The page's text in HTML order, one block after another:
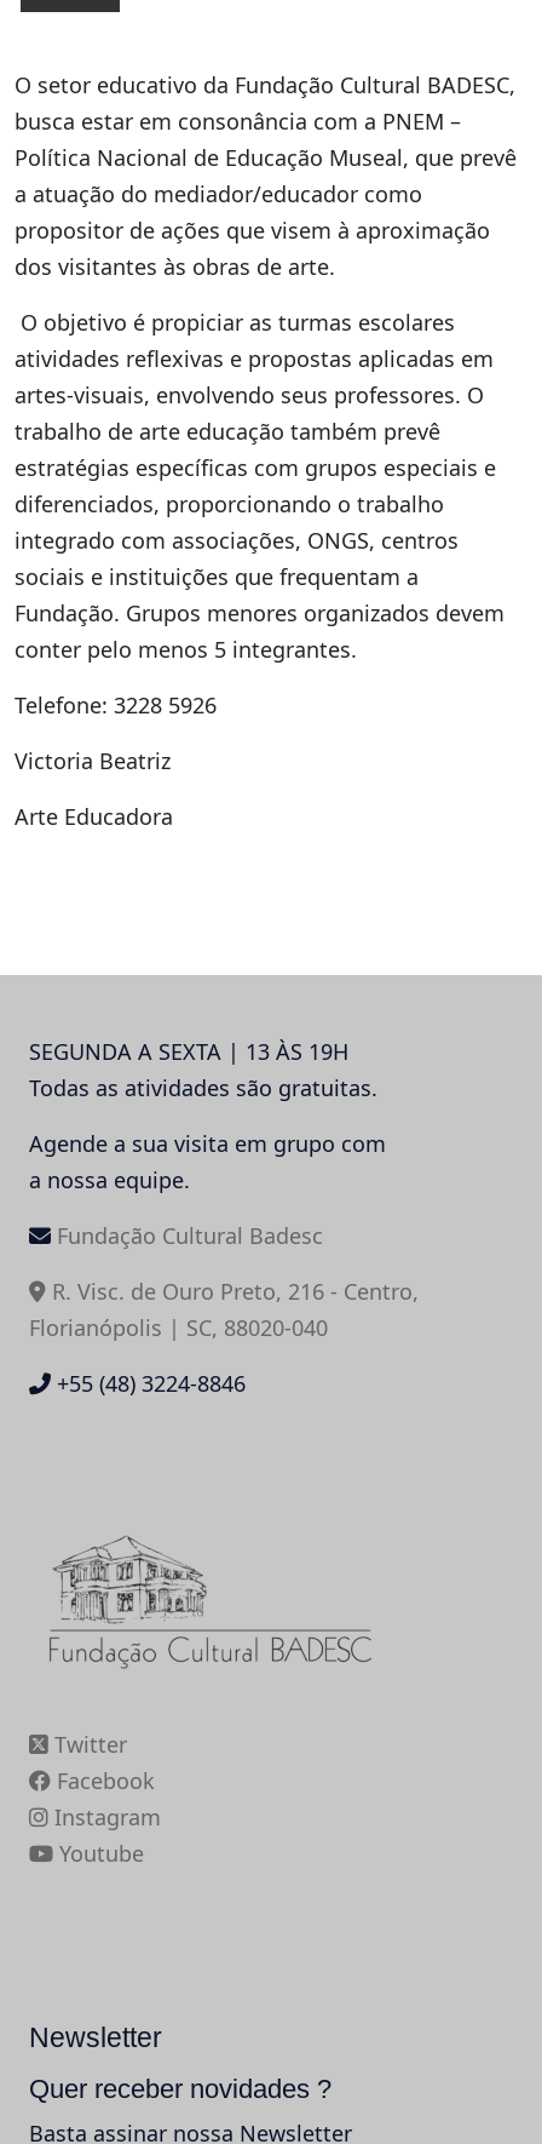
O setor educativo da Fundação Cultural BADESC,
busca estar em consonância com a PNEM –
Política Nacional de Educação Museal, que prevê
a atuação do mediador/educador como
propositor de ações que visem à aproximação
dos visitantes às obras de arte.
O objetivo é propiciar as turmas escolares
atividades reflexivas e propostas aplicadas em
artes-visuais, envolvendo seus professores. O
trabalho de arte educação também prevê
estratégias específicas com grupos especiais e
diferenciados, proporcionando o trabalho
integrado com associações, ONGS, centros
sociais e instituições que frequentam a
Fundação. Grupos menores organizados devem
conter pelo menos 5 integrantes.
Telefone: 3228 5926
Victoria Beatriz
Arte Educadora
SEGUNDA A SEXTA | 13 ÀS 19H
Todas as atividades são gratuitas.
Agende a sua visita em grupo com
a nossa equipe.
Fundação Cultural Badesc
R. Visc. de Ouro Preto, 216 - Centro,
Florianópolis | SC, 88020-040
+55 (48) 3224-8846
Twitter
Facebook
Instagram
Youtube
Newsletter
Quer receber novidades ?
Basta assinar nossa Newsletter